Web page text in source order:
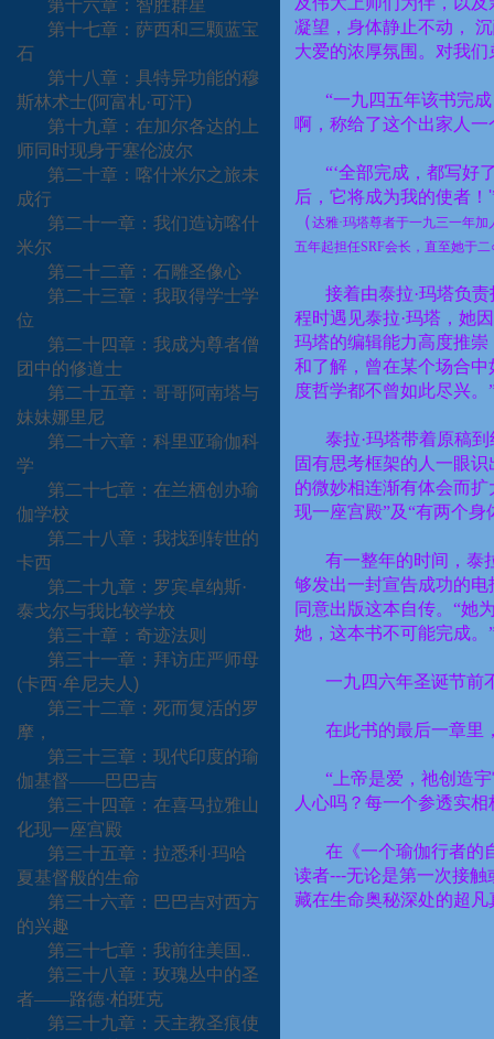
第十六章：智胜群星
第十七章：萨西和三颗蓝宝
石
第十八章：具特异功能的穆
斯林术士(阿富札·可汗)
第十九章：在加尔各达的上
师同时现身于塞伦波尔
第二十章：喀什米尔之旅未
成行
第二十一章：我们造访喀什
米尔
第二十二章：石雕圣像心
第二十三章：我取得学士学
位
第二十四章：我成为尊者僧
团中的修道士
第二十五章：哥哥阿南塔与
妹妹娜里尼
第二十六章：科里亚瑜伽科
学
第二十七章：在兰栖创办瑜
伽学校
第二十八章：我找到转世的
卡西
第二十九章：罗宾卓纳斯·
泰戈尔与我比较学校
第三十章：奇迹法则
第三十一章：拜访庄严师母
(卡西·牟尼夫人 )
第三十二章：死而复活的罗
摩，
第三十三章：现代印度的瑜
伽基督——巴巴吉
第三十四章：在喜马拉雅山
化现一座宫殿
第三十五章：拉悉利·玛哈
夏基督般的生命
第三十六章：巴巴吉对西方
的兴趣
第三十七章：我前往美国 ..
第三十八章：玫瑰丛中的圣
者——路德·柏班克
第三十九章：天主教圣痕使
凝望，身体静止不动，
大爱的浓厚氛围。对我
“一九四五年该书完
啊，称给了这个出家人一
“‘全部完成，都写好
后，它将成为我的使者！ '
（达雅·玛塔尊者于一九三一年
五年起担任SRF会长，直至她于
接着由泰拉·玛塔负
程时遇见泰拉·玛塔，她
玛塔的编辑能力高度推
和了解，曾在某个场合
度哲学都不曾如此尽兴。
泰拉·玛塔带着原稿
固有思考框架的人一眼
的微妙相连渐有体会而
现一座宫殿”及“有两个身
有一整年的时间，泰
够发出一封宣告成功的
同意出版这本自传。“她
她，这本书不可能完成。
一九四六年圣诞节前
在此书的最后一章里
“上帝是爱，祂创造
人心吗？每一个参透实
在《一个瑜伽行者的
读者---无论是第一次接
藏在生命奥秘深处的超